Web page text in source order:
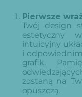
Pierwsze
Twój design
estetyczny
intuicyjny
i
grafik.
zostaną na
opuszczą.